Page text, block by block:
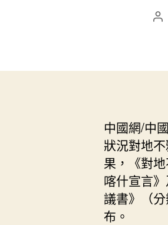
文
中國網/中
狀況對地
果，《對
喀什宣言
議書》（
布。